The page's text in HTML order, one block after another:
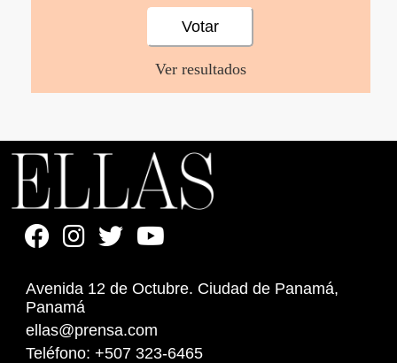
Ver resultados
Avenida 12 de Octubre. Ciudad de Panamá,
Panamá
ellas@prensa.com
Teléfono: +507 323-6465